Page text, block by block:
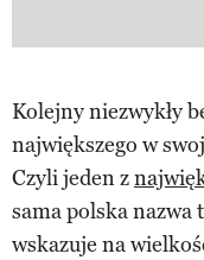
Kolejny niezwykły
największego w
Czyli jeden z
sama polska nazwa
wskazuje na